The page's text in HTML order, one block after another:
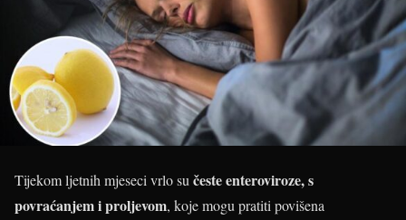
Tijekom ljetnih mjeseci vrlo su česte enteroviroze, s
povraćanjem i proljevom, koje mogu pratiti povišena